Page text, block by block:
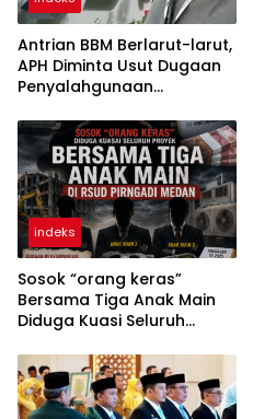
Antrian BBM Berlarut-larut,
APH Diminta Usut Dugaan
Penyalahgunaan
Pertamina
indeks
Sosok “orang keras”
Bersama Tiga Anak Main
Diduga Kuasi Seluruh
Medan